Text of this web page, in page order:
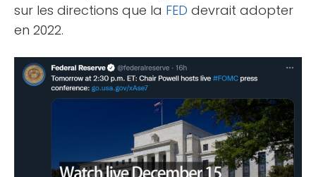
sur les directions que la FED devrait adopter
en 2022.